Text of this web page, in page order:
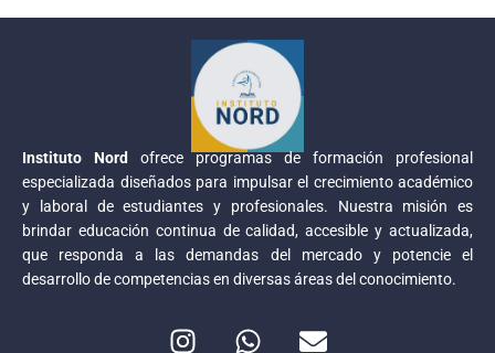
Instituto Nord
ofrece programas de formación profesional
especializada diseñados para impulsar el crecimiento académico
y laboral de estudiantes y profesionales. Nuestra misión es
brindar educación continua de calidad, accesible y actualizada,
que responda a las demandas del mercado y potencie el
desarrollo de competencias en diversas áreas del conocimiento.